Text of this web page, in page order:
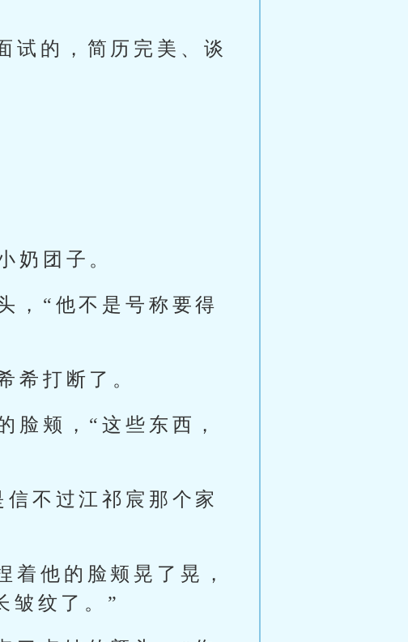
的，简历完美、谈
奶团子。
，“他不是号称要得
希打断了。
脸颊，“这些东西，
不过江祁宸那个家
着他的脸颊晃了晃，
皱纹了。”